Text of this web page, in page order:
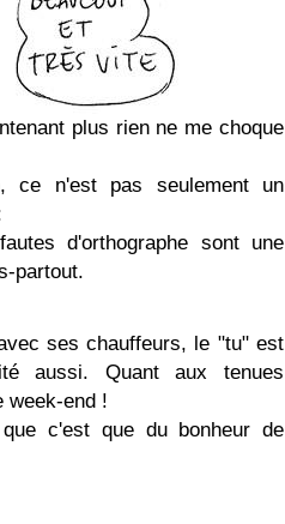
plus rien ne me choque
ce n'est pas seulement un
d'orthographe sont une
partout.
ses chauffeurs, le "tu" est
aussi. Quant aux tenues
week-end !
c'est que du bonheur de